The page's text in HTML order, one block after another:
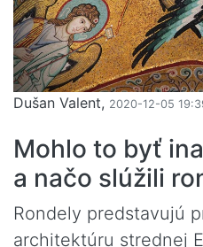
Dušan Valent, 2020-12-05
Mohlo to byť
a načo slúžili
Rondely predstavujú
architektúru strednej